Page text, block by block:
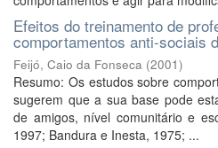
Efeitos do treinamento de
comportamentos anti-sociais
Feijó, Caio da Fonseca (2001)
Resumo: Os estudos sobre
sugerem que a sua base pode
de amigos, nível comunitário e
1997; Bandura e Inesta, 1975; ...